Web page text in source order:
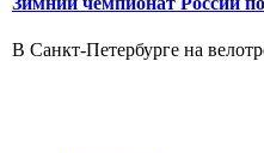
В Санкт-Петербурге на